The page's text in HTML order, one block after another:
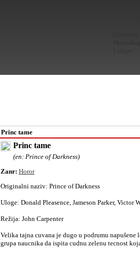
Princ tame
Princ tame
(en: Prince of Darkness)
Zanr: Horor
Originalni naziv: Prince of Darkness
Uloge: Donald Pleasence, Jameson Parker, Victor
Režija: John Carpenter
Velika tajna cuvana je dugo u podrumu
grupa naucnika da ispita cudnu zelenu tecnost